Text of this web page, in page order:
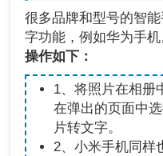
很多品牌和型号的智
字功能，例如华为手机
操作如下：
1、将照片在相册
在弹出的页面中
片转文字。
2、小米手机同样